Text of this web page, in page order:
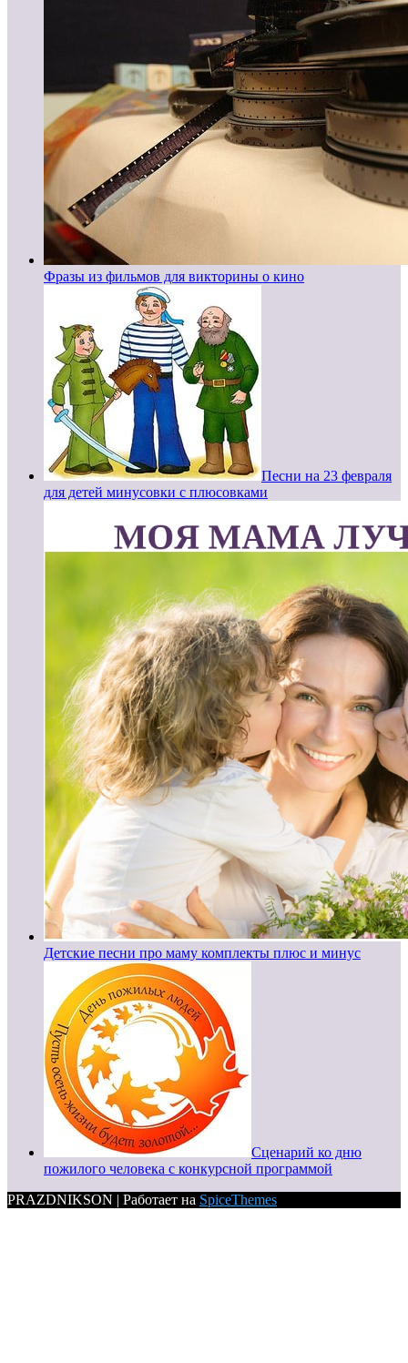
Фразы из фильмов для викторины о кино
Песни на 23 февраля
для детей минусовки с плюсовками
Детские песни про маму комплекты плюс и минус
Сценарий ко дню
пожилого человека с конкурсной программой
PRAZDNIKSON | Работает на SpiceThemes